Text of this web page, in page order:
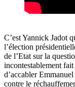
C’est Yannick Jadot
l’élection
de l’Etat sur la
incontestablement
d’accabler
contre le